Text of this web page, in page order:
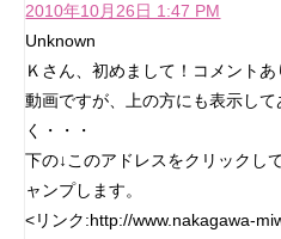
2010年10月26日 1:47 PM
Unknown
Ｋさん、初めまして！コメント
動画ですが、上の方にも表示し
く・・・
下の↓このアドレスをクリックし
ャンプします。
<リンク:http://www.nakagawa-